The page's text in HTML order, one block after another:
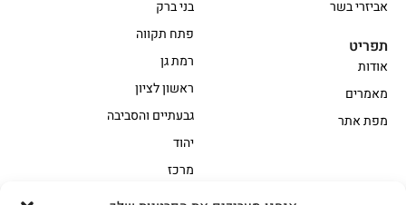
בני ברק
פתח תקווה
רמת גן
ראשון לציון
גבעתיים והסביבה
יהוד
מרכז
אביזרי בשר
תפריט
אודות
מאמרים
מפת אתר